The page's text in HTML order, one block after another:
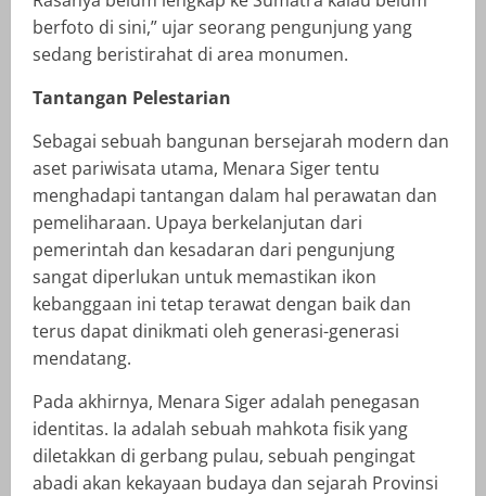
berfoto di sini,” ujar seorang pengunjung yang
sedang beristirahat di area monumen.
Tantangan Pelestarian
Sebagai sebuah bangunan bersejarah modern dan
aset pariwisata utama, Menara Siger tentu
menghadapi tantangan dalam hal perawatan dan
pemeliharaan. Upaya berkelanjutan dari
pemerintah dan kesadaran dari pengunjung
sangat diperlukan untuk memastikan ikon
kebanggaan ini tetap terawat dengan baik dan
terus dapat dinikmati oleh generasi-generasi
mendatang.
Pada akhirnya, Menara Siger adalah penegasan
identitas. Ia adalah sebuah mahkota fisik yang
diletakkan di gerbang pulau, sebuah pengingat
abadi akan kekayaan budaya dan sejarah Provinsi